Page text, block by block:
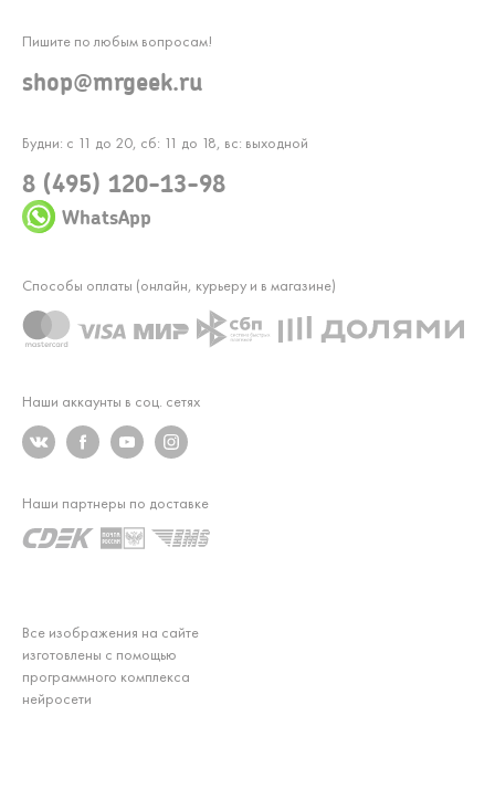
Будни: с 11 до 20, сб: 11 до 18, вс: выходной
8 (495) 120-13-98
WhatsApp
Пишите по любым вопросам!
shop@mrgeek.ru
Наши аккаунты в соц. сетях
Все изображения на сайте
изготовлены с помощью
программного комплекса
нейросети
Способы оплаты (онлайн, курьеру и в магазине)
Наши партнеры по доставке